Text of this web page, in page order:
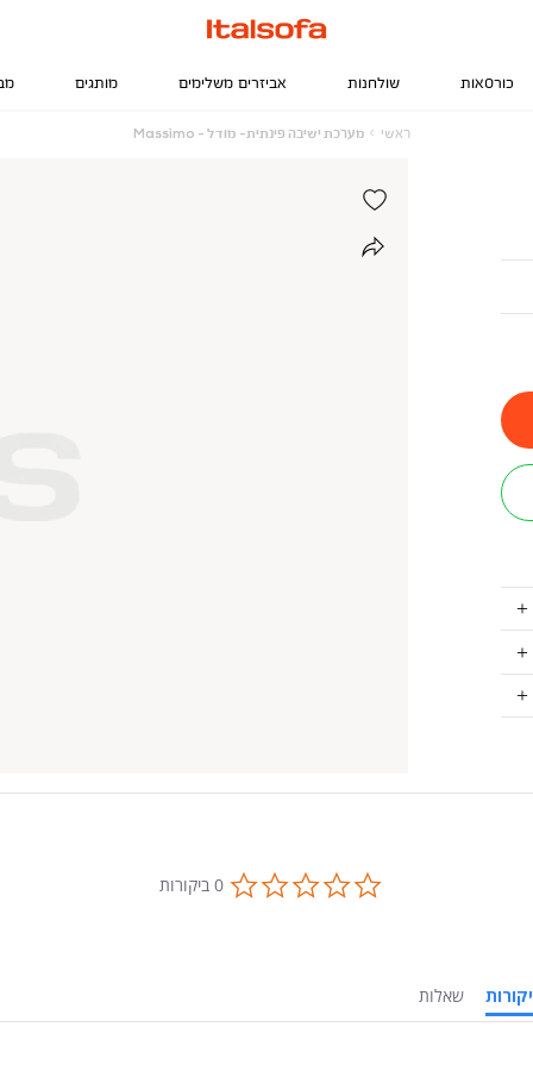
כורסאות שולחנות אביזרים משלימים מותגים
ראשי ראשי
מערכת ישיבה פינתית- מודל - Massimo
0.0
star
0 ביקורות
ביקורות
שאלות